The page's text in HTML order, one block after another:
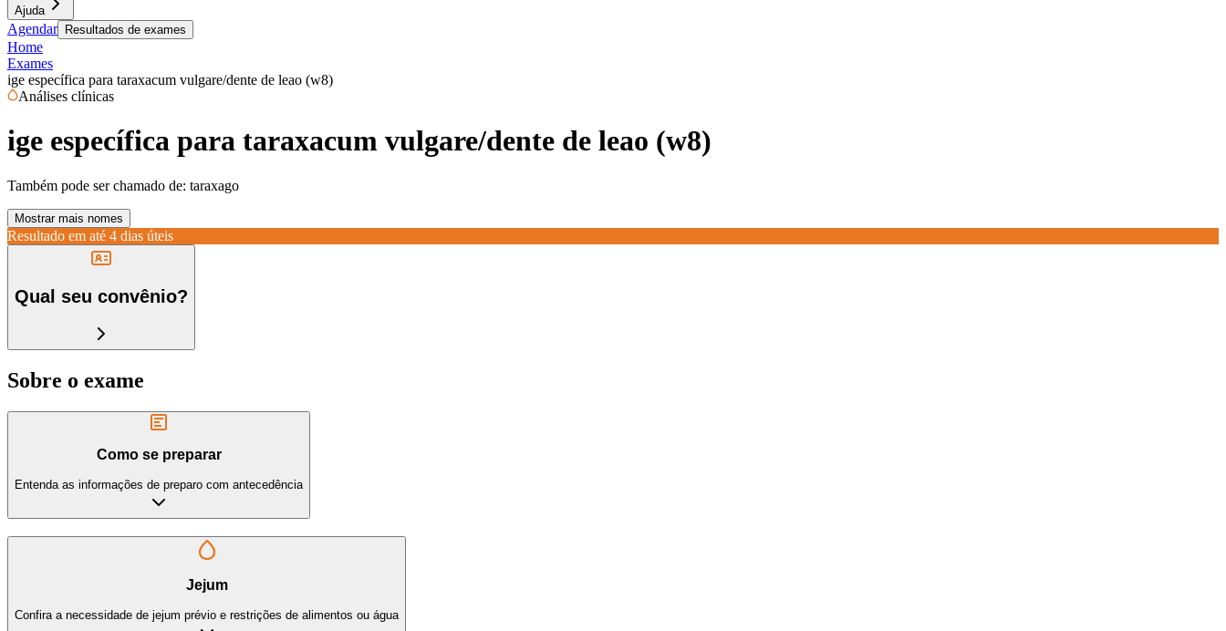
Ajuda
Agendar Resultados de exames
Home
Exames
ige específica para taraxacum vulgare/dente de leao (w8)
Análises clínicas
ige específica para taraxacum vulgare/dente de leao (w8)
Também pode ser chamado de: taraxago
Mostrar mais nomes
Resultado em até 4 dias úteis
Qual seu convênio?
Sobre o exame
Como se preparar
Entenda as informações de preparo com antecedência
Jejum
Confira a necessidade de jejum prévio e restrições de alimentos ou água